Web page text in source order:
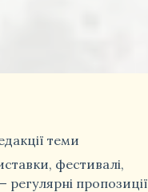
теми
фестивалі,
регулярні пропозиції